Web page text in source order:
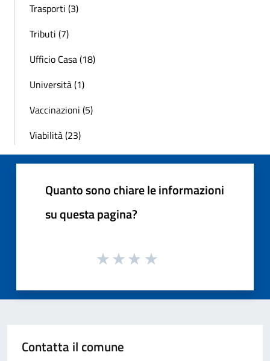
Trasporti (3)
Tributi (7)
Ufficio Casa (18)
Università (1)
Vaccinazioni (5)
Viabilità (23)
Quanto sono chiare le informazioni
su questa pagina?
Contatta il comune